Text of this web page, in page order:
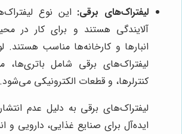
لیفتراک‌های برقی: این نوع
آلایندگی هستند و برای کار در
انبارها و کارخانه‌ها مناسب هستند.
لیفتراک‌های برقی شامل باتری‌ها،
کنترلرها، و قطعات الکترونیکی می‌شود.
لیفتراک‌های برقی به دلیل عدم انتشار
ایده‌آل برای صنایع غذایی، دارویی و